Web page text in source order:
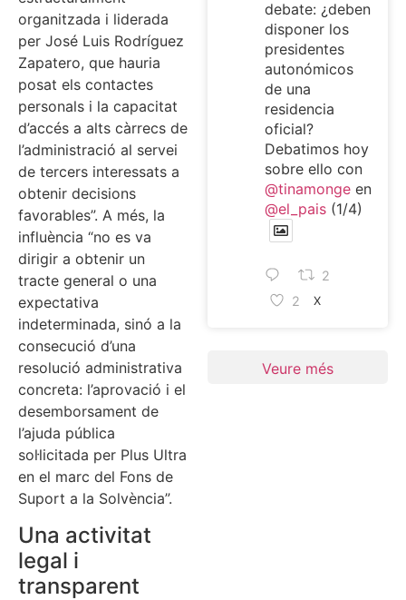
organitzada i liderada
per José Luis Rodríguez
Zapatero, que hauria
posat els contactes
personals i la capacitat
d’accés a alts càrrecs de
l’administració al servei
de tercers interessats a
obtenir decisions
favorables”. A més, la
influència “no es va
dirigir a obtenir un
tracte general o una
expectativa
indeterminada, sinó a la
consecució d’una
resolució administrativa
concreta: l’aprovació i el
desemborsament de
l’ajuda pública
sol·licitada per Plus Ultra
en el marc del Fons de
Suport a la Solvència”.
Una activitat
legal i
transparent
debate: ¿deben
disponer los
presidentes
autonómicos
de una
residencia
oficial?
Debatimos hoy
sobre ello con
@tinamongeen
@el_pais(1/4)
2
2
X
Veure més